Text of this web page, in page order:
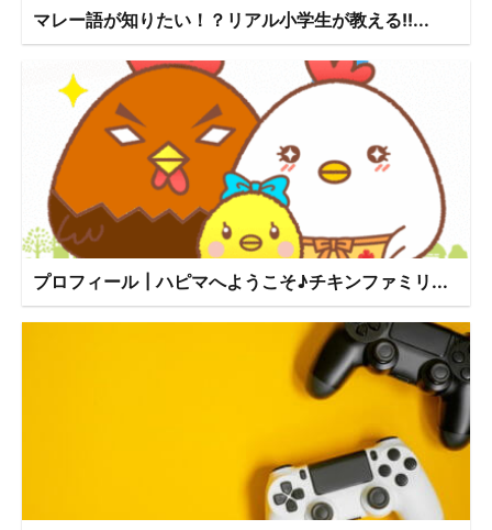
マレー語が知りたい！？リアル小学生が教える!!...
プロフィール┃ハピマへようこそ♪チキンファミリ...